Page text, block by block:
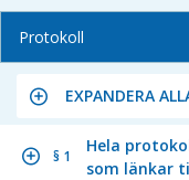
Protokoll
EXPANDERA
§ 1
Hela
som länkar